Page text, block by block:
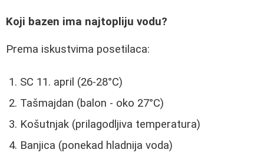
Koji bazen ima najtopliju vodu?
Prema iskustvima posetilaca:
SC 11. april (26-28°C)
Tašmajdan (balon - oko 27°C)
Košutnjak (prilagodljiva temperatura)
Banjica (ponekad hladnija voda)